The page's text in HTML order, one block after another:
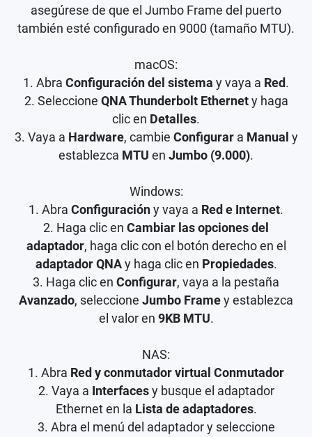
asegúrese de que el Jumbo Frame del puerto
también esté configurado en 9000 (tamaño MTU).
macOS:
1. Abra Configuración del sistema y vaya a Red .
2. Seleccione QNA Thunderbolt Ethernety haga
clic en Detalles.
3. Vaya a Hardware, cambie Configurara Manual y
establezca MTU en Jumbo (9.000).
Windows:
1. Abra Configuración y vaya a Red e Internet.
2. Haga clic en Cambiar las opciones del
adaptador, haga clic con el botón derecho en el
adaptador QNAy haga clic en Propiedades.
3. Haga clic en Configurar, vaya a la pestaña
Avanzado, seleccione Jumbo Frame y establezca
el valor en 9KB MTU.
NAS:
1. Abra Red y conmutador virtual Conmutador
2. Vaya a Interfacesy busque el adaptador
Ethernet en la Lista de adaptadores.
3. Abra el menú del adaptador y seleccione